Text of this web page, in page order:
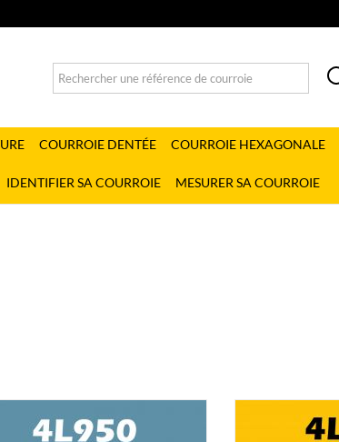
COURROIE DENTÉE COURROIE HEXAGONALE
IDENTIFIER SA COURROIE MESURER SA COURROIE